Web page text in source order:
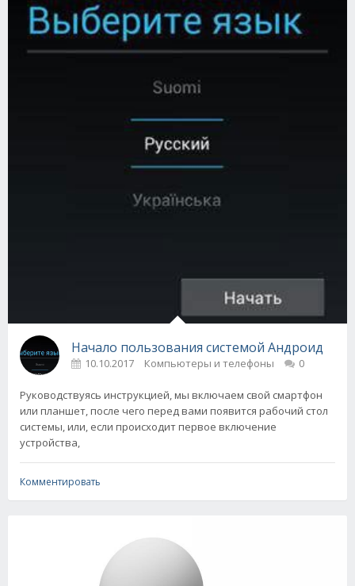
Начало пользования системой Андроид
10.10.2017 Компьютеры и телефоны 0
Руководствуясь инструкцией, мы включаем свой смартфон
или планшет, после чего перед вами появится рабочий стол
системы, или, если происходит первое включение
устройства,
Комментировать